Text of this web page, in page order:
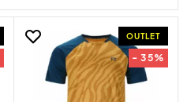
OUTLET
- 35%